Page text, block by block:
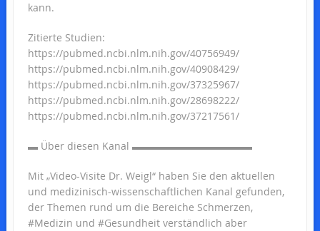
kann.
Zitierte Studien:
https://pubmed.ncbi.nlm.nih.gov/40756949/
https://pubmed.ncbi.nlm.nih.gov/40908429/
https://pubmed.ncbi.nlm.nih.gov/37325967/
https://pubmed.ncbi.nlm.nih.gov/28698222/
https://pubmed.ncbi.nlm.nih.gov/37217561/
▬ Über diesen Kanal ▬▬▬▬▬▬▬▬▬▬▬▬
Mit „Video-Visite Dr. Weigl“ haben Sie den aktuellen
und medizinisch-wissenschaftlichen Kanal gefunden,
der Themen rund um die Bereiche Schmerzen,
#Medizin und #Gesundheit verständlich aber